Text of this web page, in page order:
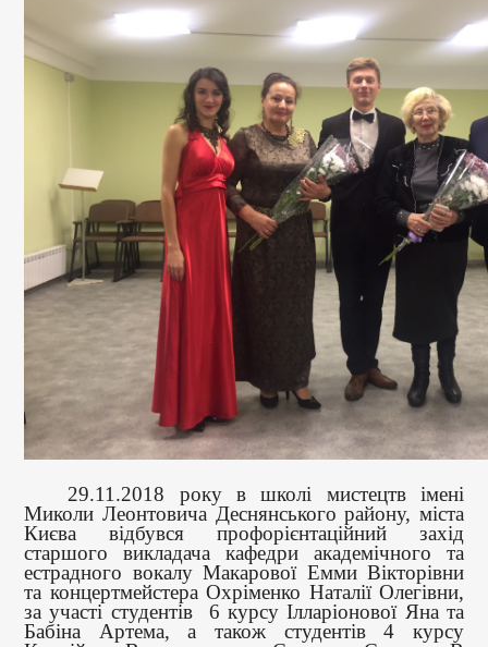
29.11.2018 рокув школі мистецтв імені
Миколи Леонтовича Деснянського району, міста
Києва відбувся профорієнтаційний захід
старшого викладача кафедри академічного та
естрадного вокалу Макарової Емми Вікторівни
та концертмейстера Охріменко Наталії Олегівни,
за участі студентів 6 курсу Ілларіонової Яна та
Бабіна Артема, а також студентів 4 курсу